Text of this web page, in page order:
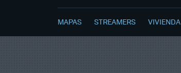
MAPAS STREAMERS VIVIENDA